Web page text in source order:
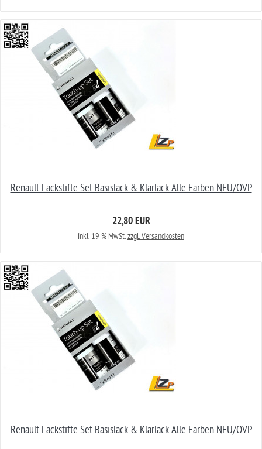
Renault Lackstifte Set Basislack & Klarlack Alle Farben NEU/OVP
22,80 EUR
inkl. 19 % MwSt.zzgl. Versandkosten
Renault Lackstifte Set Basislack & Klarlack Alle Farben NEU/OVP